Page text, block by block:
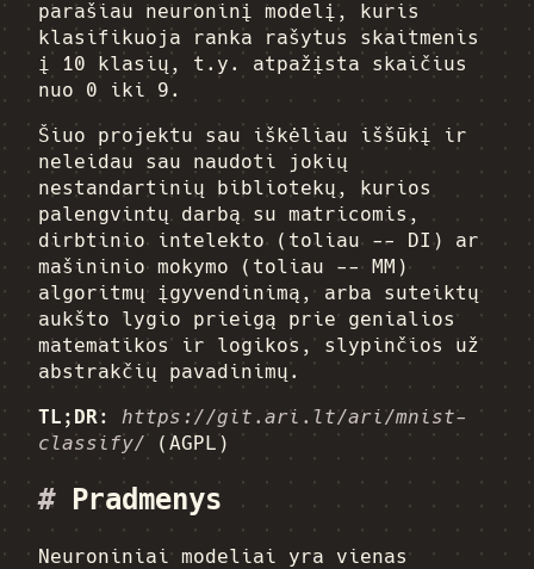
parašiau neuroninį modelį, kuris
klasifikuoja ranka rašytus skaitmenis
į 10 klasių, t.y. atpažįsta skaičius
nuo 0 iki 9.
Šiuo projektu sau iškėliau iššūkį ir
neleidau sau naudoti jokių
nestandartinių bibliotekų, kurios
palengvintų darbą su matricomis,
dirbtinio intelekto (toliau -- DI) ar
mašininio mokymo (toliau -- MM)
algoritmų įgyvendinimą, arba suteiktų
aukšto lygio prieigą prie genialios
matematikos ir logikos, slypinčios už
abstrakčių pavadinimų.
TL;DR:
https://git.ari.lt/ari/mnist-
classify/(AGPL)
#Pradmenys
Neuroniniai modeliai yra vienas